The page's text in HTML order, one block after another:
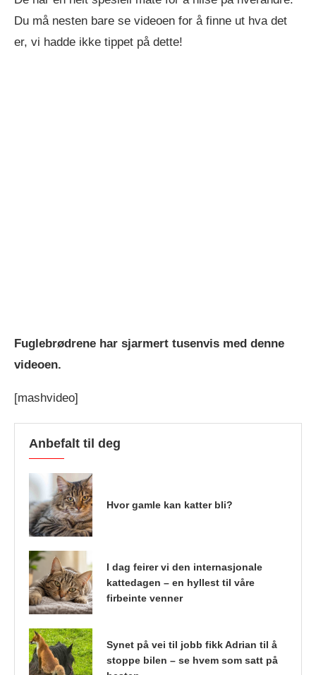
Du må nesten bare se videoen for å finne ut hva det
er, vi hadde ikke tippet på dette!
Fuglebrødrene har sjarmert tusenvis med denne
videoen.
[mashvideo]
Anbefalt til deg
Hvor gamle kan katter bli?
I dag feirer vi den internasjonale
kattedagen – en hyllest til våre
firbeinte venner
Synet på vei til jobb fikk Adrian til å
stoppe bilen – se hvem som satt på